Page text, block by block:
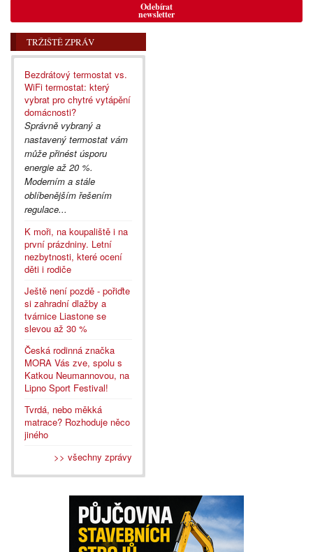
Odebírat
newsletter
TRŽIŠTĚ ZPRÁV
Bezdrátový termostat vs.
WiFi termostat: který
vybrat pro chytré vytápění
domácnosti?
Správně vybraný a
nastavený termostat vám
může přinést úsporu
energie až 20 %.
Moderním a stále
oblíbenějším řešením
regulace...
K moři, na koupaliště i na
první prázdniny. Letní
nezbytnosti, které ocení
děti i rodiče
Ještě není pozdě - pořiďte
si zahradní dlažby a
tvárnice Liastone se
slevou až 30 %
Česká rodinná značka
MORA Vás zve, spolu s
Katkou Neumannovou, na
Lipno Sport Festival!
Tvrdá, nebo měkká
matrace? Rozhoduje něco
jiného
>> všechny zprávy